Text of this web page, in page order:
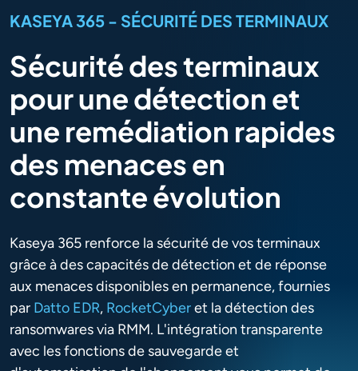
KASEYA 365 - SÉCURITÉ DES TERMINAUX
Sécurité des terminaux
pour une détection et
une remédiation rapides
des menaces en
constante évolution
Kaseya 365 renforce la sécurité de vos terminaux
grâce à des capacités de détection et de réponse
aux menaces disponibles en permanence, fournies
par Datto EDR, RocketCyberet la détection des
ransomwares via RMM. L'intégration transparente
avec les fonctions de sauvegarde et